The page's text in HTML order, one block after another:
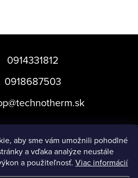
aby sme vám umožnili pohodlné
a vďaka analýze neustále
a použiteľnosť. Viac informácií
0914331812
0918687503
@technotherm.sk